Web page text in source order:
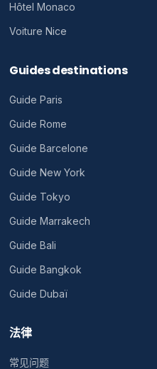
Hôtel Monaco
Voiture Nice
Guides destinations
Guide Paris
Guide Rome
Guide Barcelone
Guide New York
Guide Tokyo
Guide Marrakech
Guide Bali
Guide Bangkok
Guide Dubaï
法律
常见问题